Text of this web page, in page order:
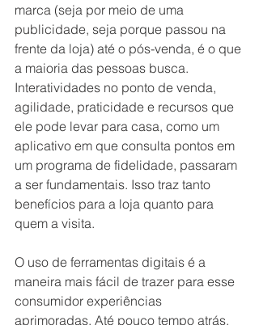
marca (seja por meio de uma
publicidade, seja porque passou na
frente da loja) até o pós-venda, é o que
a maioria das pessoas busca.
Interatividades no ponto de venda,
agilidade, praticidade e recursos que
ele pode levar para casa, como um
aplicativo em que consulta pontos em
um programa de fidelidade, passaram
a ser fundamentais. Isso traz tanto
benefícios para a loja quanto para
quem a visita.
O uso de ferramentas digitais é a
maneira mais fácil de trazer para esse
consumidor experiências
aprimoradas. Até pouco tempo atrás,